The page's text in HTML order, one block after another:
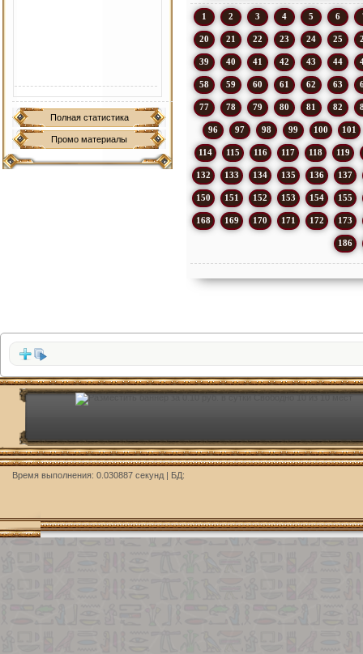
Полная статистика
Промо материалы
1 2 3 4 5 6
20 21 22 23 24 25
39 40 41 42 43 44
58 59 60 61 62 63
77 78 79 80 81 82
96 97 98 99 100 101
114 115 116 117 118 119
132 133 134 135 136 137
150 151 152 153 154 155
168 169 170 171 172 173
186
Время выполнения: 0.030887 секунд | БД: